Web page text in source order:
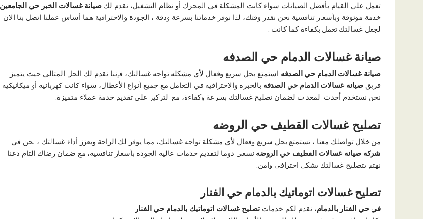
تعمل علي القيام بأفضل الصيانات سواء كانت المشكلة في المحرك أو نظام التشغيل، نقدم لك صيانة غسالات الخبر حي الجامعين
خدمة موثوقة وبأسعار تنافسية نحن نقدر وقتك، لذا نوفر خدماتنا بسرعة ودقة ، الجودة والاحترافية هما أساس عملنا اتصل بنا الان
لجعل غسالتك تعمل بكفاءة كما كانت .
صيانة غسالات الدمام حي الصدفه
صيانة غسالات الدمام حي الصدفه استمتع بحل سريع وفعال لأي مشكله تواجه غسالتك، فإننا نقدم لك الحل المثالي حيث يتميز
فريق صيانة غسالات الدمام حي الصدفه بالخبرة والاحترافية في التعامل مع جميع أنواع الأعطال، سواء كانت كهربائية أو ميكانيكية
نحن نستخدم أحدث المعدات لضمان تصليح غسالتك بسرعة وكفاءة، مع التركيز على تقديم خدمة عملاء متميزة.
تصليح غسالات القطيف حي الروضه
من خلال تواصلك معنا ، تستمتع بحل سريع وفعال لأي مشكلة تواجه غسالتك، مما يوفر لك الراحة ويعزز أداء غسالتك ، نحن في
شركه صيانه غسالات القطيف حي الروضه نسعى دوما لتقديم خدمات عالية الجودة بأسعار تنافسية، مع ضمان رضاك التام دعنا
نهتم بتصليح غسالتك بشكل احترافي وامن.
تصليح غسالات اتوماتيك بالدمام حي الفنار
في حي الفنار بالدمام، نقدم لكم خدماتتصليح غسالات اتوماتيك بالدمام حي الفنار